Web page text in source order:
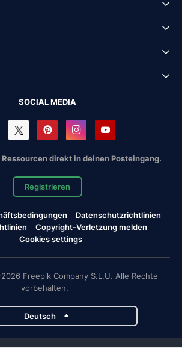
SOCIAL MEDIA
direkt in deinen Posteingang.
Registrieren
Datenschutzrichtlinien
Copyright-Verletzung melden
Cookies settings
Freepik Company S.L.U. Alle Rechte
vorbehalten.
Deutsch